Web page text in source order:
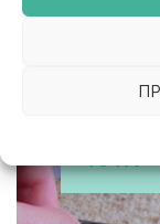
ΙΟΎΛ